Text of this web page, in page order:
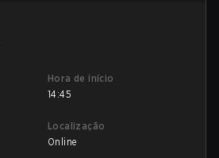
Hora de início
14:45
Localização
Online